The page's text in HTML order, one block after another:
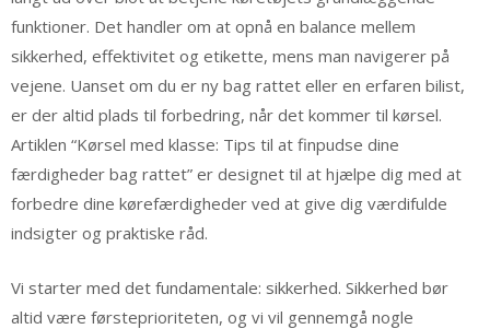
funktioner. Det handler om at opnå en balance mellem
sikkerhed, effektivitet og etikette, mens man navigerer på
vejene. Uanset om du er ny bag rattet eller en erfaren bilist,
er der altid plads til forbedring, når det kommer til kørsel.
Artiklen “Kørsel med klasse: Tips til at finpudse dine
færdigheder bag rattet” er designet til at hjælpe dig med at
forbedre dine kørefærdigheder ved at give dig værdifulde
indsigter og praktiske råd.
Vi starter med det fundamentale: sikkerhed. Sikkerhed bør
altid være førsteprioriteten, og vi vil gennemgå nogle